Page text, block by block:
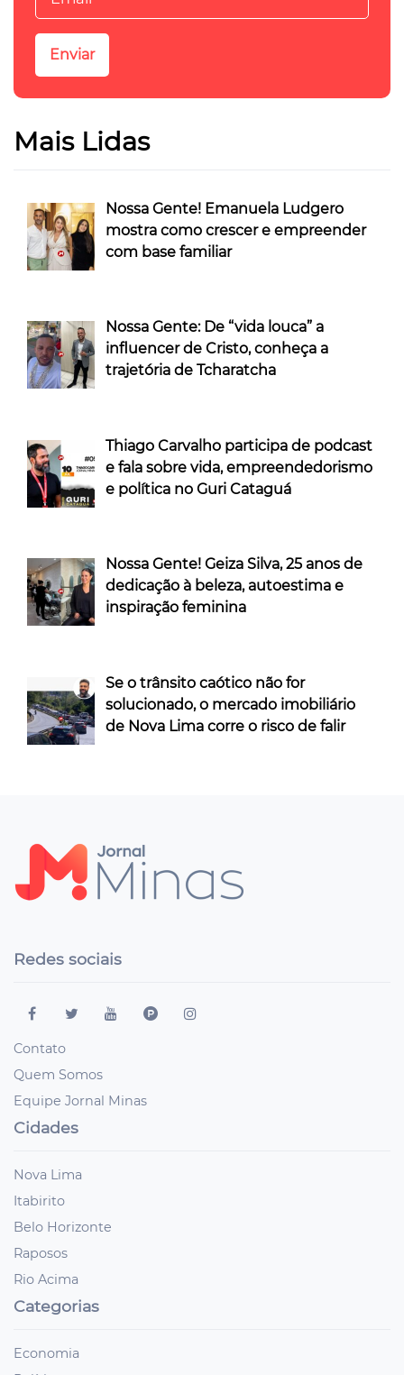
Mais Lidas
Nossa Gente! Emanuela Ludgero
mostra como crescer e empreender
com base familiar
Nossa Gente: De “vida louca” a
influencer de Cristo, conheça a
trajetória de Tcharatcha
Thiago Carvalho participa de podcast
e fala sobre vida, empreendedorismo
e política no Guri Cataguá
Nossa Gente! Geiza Silva, 25 anos de
dedicação à beleza, autoestima e
inspiração feminina
Se o trânsito caótico não for
solucionado, o mercado imobiliário
de Nova Lima corre o risco de falir
Redes sociais
Contato
Quem Somos
Equipe Jornal Minas
Cidades
Nova Lima
Itabirito
Belo Horizonte
Raposos
Rio Acima
Categorias
Economia